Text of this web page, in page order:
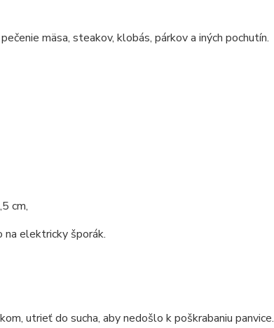
mäsa, steakov, klobás, párkov a iných pochutín.
cm,
na elektricky šporák.
utrieť do sucha, aby nedošlo k poškrabaniu panvice.